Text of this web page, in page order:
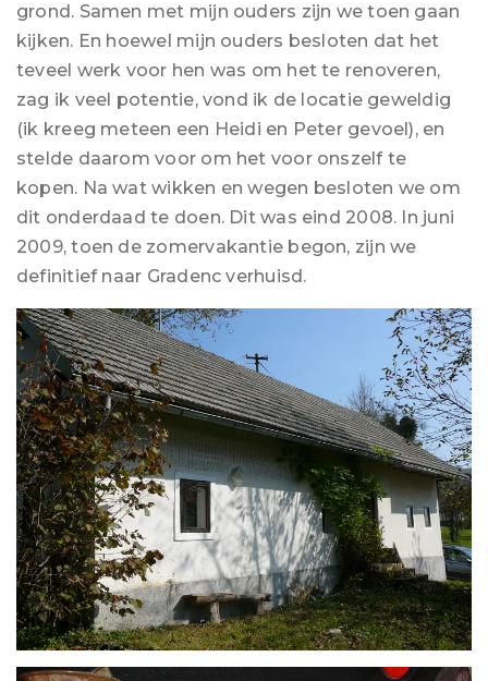
grond. Samen met mijn ouders zijn we toen gaan
kijken. En hoewel mijn ouders besloten dat het
teveel werk voor hen was om het te renoveren,
zag ik veel potentie, vond ik de locatie geweldig
(ik kreeg meteen een Heidi en Peter gevoel), en
stelde daarom voor om het voor onszelf te
kopen. Na wat wikken en wegen besloten we om
dit onderdaad te doen. Dit was eind 2008. In juni
2009, toen de zomervakantie begon, zijn we
definitief naar Gradenc verhuisd.